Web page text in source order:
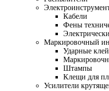
Кабели
Фены
Маркировочный
Ударные
Штампы
Клещи для
Усилители